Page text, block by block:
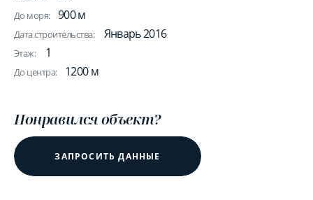
До моря: 900 м
Дата строительства: Январь 2016
Этаж: 1
До центра: 1200 м
Понравился объект?
ЗАПРОСИТЬ ДАННЫЕ